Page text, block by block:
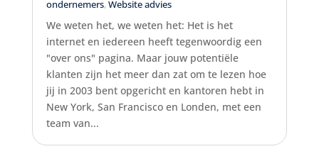
ondernemers,Website advies
We weten het, we weten het: Het is het
internet en iedereen heeft tegenwoordig een
"over ons" pagina. Maar jouw potentiële
klanten zijn het meer dan zat om te lezen hoe
jij in 2003 bent opgericht en kantoren hebt in
New York, San Francisco en Londen, met een
team van...